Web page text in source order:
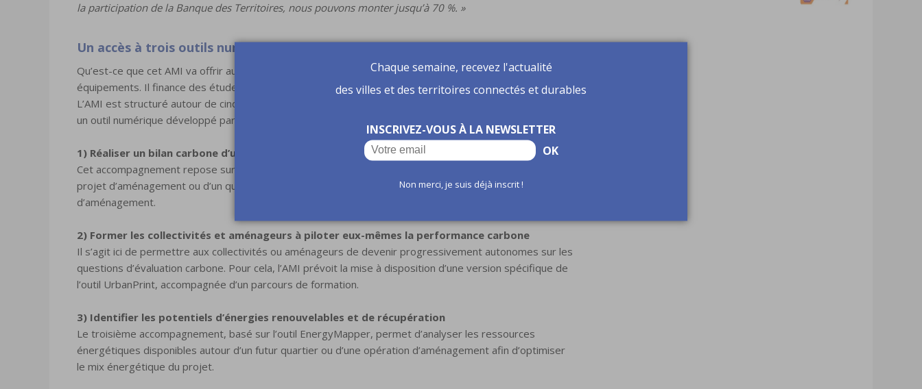
la participation de la Banque des Territoires, nous pouvons monter jusqu’à 70 %. »
Un accès à trois outils numériques
Qu’est-ce que cet AMI va offrir aux lauréats ? L’AMI ne finance pas directement des projets ou des
équipements. Il finance des études et de l’accompagnement autour de la décarbonation des projets.
L’AMI est structuré autour de cinq grands types d’accompagnement, avec pour chacun d’eux un accès à
un outil numérique développé par Efficacity.
1) Réaliser un bilan carbone d’un projet d’aménagement
Cet accompagnement repose sur l’outil UrbanPrint et consiste à réaliser un bilan carbone détaillé d’un
projet d’aménagement ou d’un quartier. L’étude permet ainsi de comparer différents scénarios
d’aménagement.
2) Former les collectivités et aménageurs à piloter eux-mêmes la performance carbone
Il s’agit ici de permettre aux collectivités ou aménageurs de devenir progressivement autonomes sur les
questions d’évaluation carbone. Pour cela, l’AMI prévoit la mise à disposition d’une version spécifique de
l’outil UrbanPrint, accompagnée d’un parcours de formation.
3) Identifier les potentiels d’énergies renouvelables et de récupération
Le troisième accompagnement, basé sur l’outil EnergyMapper, permet d’analyser les ressources
énergétiques disponibles autour d’un futur quartier ou d’une opération d’aménagement afin d’optimiser
le mix énergétique du projet.
Chaque semaine, recevez l'actualité
des villes et des territoires connectés et durables
INSCRIVEZ-VOUS À LA NEWSLETTER
OK
Non merci, je suis déjà inscrit !